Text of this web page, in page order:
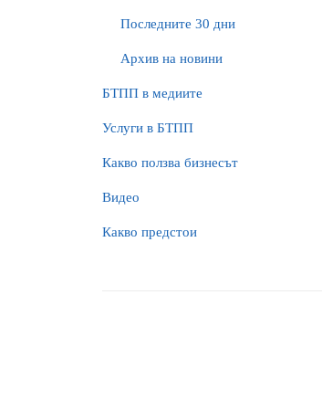
Последните 30 дни
Архив на новини
БTПП в медиите
Услуги в БТПП
Какво ползва бизнесът
Видео
Какво предстои